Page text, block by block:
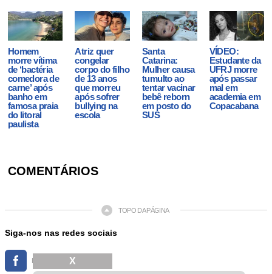
Homem
morre vítima
de ‘bactéria
comedora de
carne’ após
banho em
famosa praia
do litoral
paulista
Atriz quer
congelar
corpo do filho
de 13 anos
que morreu
após sofrer
bullying na
escola
Santa
Catarina:
Mulher causa
tumulto ao
tentar vacinar
bebê reborn
em posto do
SUS
VÍDEO:
Estudante da
UFRJ morre
após passar
mal em
academia em
Copacabana
COMENTÁRIOS
TOPO DA PÁGINA
Siga-nos nas redes sociais
FACEBOOK X